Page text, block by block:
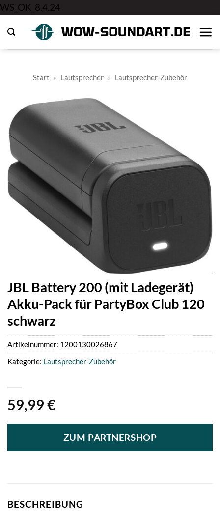
WS_OK_8.4.24
springen
Start » Lautsprecher » Lautsprecher-Zubehör
JBL Battery 200 (mit Ladegerät)
Akku-Pack für PartyBox Club 120
schwarz
59,99 €
ZUM PARTNERSHOP
Artikelnummer: 1200130026867
Kategorie: Lautsprecher-Zubehör
BESCHREIBUNG